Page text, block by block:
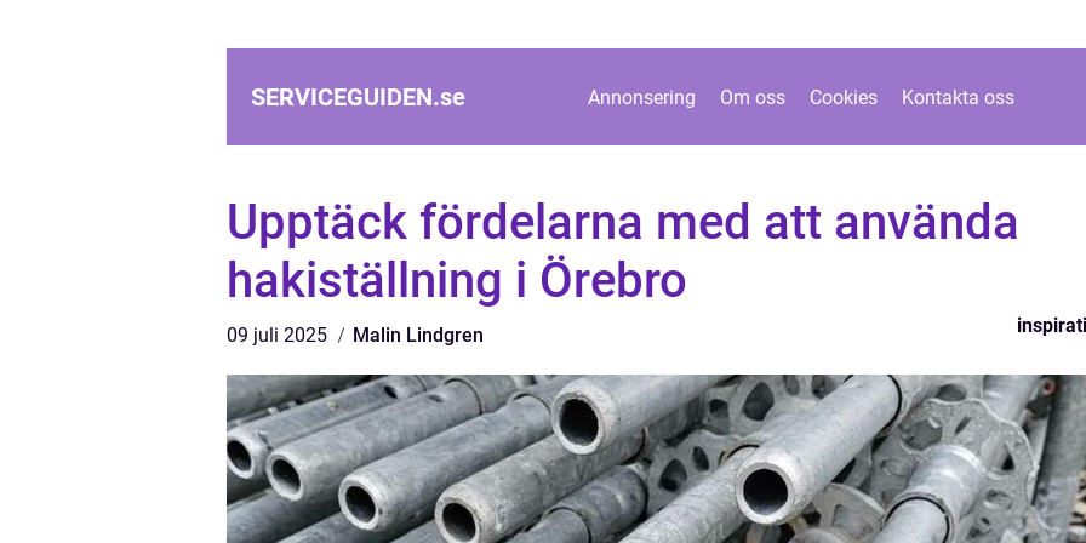
SERVICEGUIDEN.se Annonsering Om oss Cookies Kontakta oss
Upptäck fördelarna med att använda
hakiställning i Örebro
09 juli 2025 Malin Lindgren